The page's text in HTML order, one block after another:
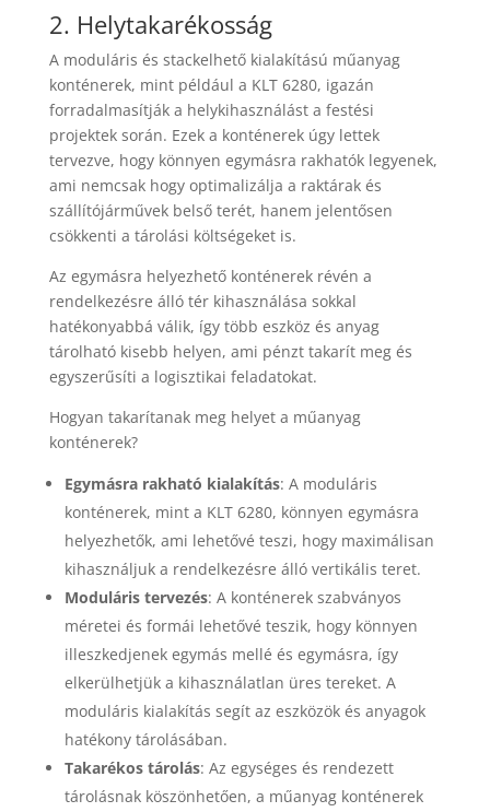
2. Helytakarékosság
A moduláris és stackelhető kialakítású műanyag
konténerek, mint például a KLT 6280, igazán
forradalmasítják a helykihasználást a festési
projektek során. Ezek a konténerek úgy lettek
tervezve, hogy könnyen egymásra rakhatók legyenek,
ami nemcsak hogy optimalizálja a raktárak és
szállítójárművek belső terét, hanem jelentősen
csökkenti a tárolási költségeket is.
Az egymásra helyezhető konténerek révén a
rendelkezésre álló tér kihasználása sokkal
hatékonyabbá válik, így több eszköz és anyag
tárolható kisebb helyen, ami pénzt takarít meg és
egyszerűsíti a logisztikai feladatokat.
Hogyan takarítanak meg helyet a műanyag
konténerek?
Egymásra rakható kialakítás: A moduláris
konténerek, mint a KLT 6280, könnyen egymásra
helyezhetők, ami lehetővé teszi, hogy maximálisan
kihasználjuk a rendelkezésre álló vertikális teret.
Moduláris tervezés: A konténerek szabványos
méretei és formái lehetővé teszik, hogy könnyen
illeszkedjenek egymás mellé és egymásra, így
elkerülhetjük a kihasználatlan üres tereket. A
moduláris kialakítás segít az eszközök és anyagok
hatékony tárolásában.
Takarékos tárolás: Az egységes és rendezett
tárolásnak köszönhetően, a műanyag konténerek